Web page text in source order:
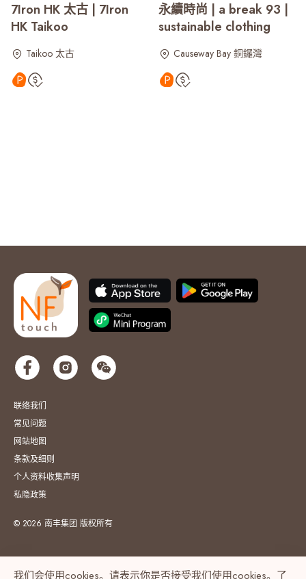
7Iron HK 太古 | 7Iron
HK Taikoo
Taikoo 太古
永續時尚 | a break 93 |
sustainable clothing
Causeway Bay 銅鑼灣
联络我们
常见问题
网站地图
条款及细则
个人资料收集声明
私隐政策
© 2026 南丰集团 版权所有
我们会使用cookies。请表示你是否接受我们使用cookies。了